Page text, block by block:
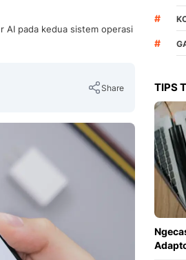
pada kedua sistem operasi
Share
Copy Link
#
#
TIPS